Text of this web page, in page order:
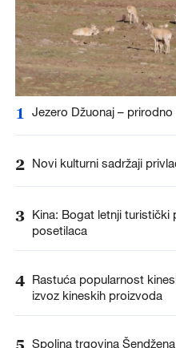
1 Jezero Džuonaj –
2 Novi kulturni sadržaji
3 Kina: Bogat letnji
posetilaca
4 Rastuća popularnost
izvoz kineskih proizvoda
5 Spoljna trgovina